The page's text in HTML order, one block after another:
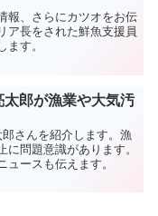
報、さらにカツオをお伝
ア長をされた鮮魚支援員
す。
郎が漁業や大気汚
さんを紹介します。漁
問題意識があります。
ースも伝えます。